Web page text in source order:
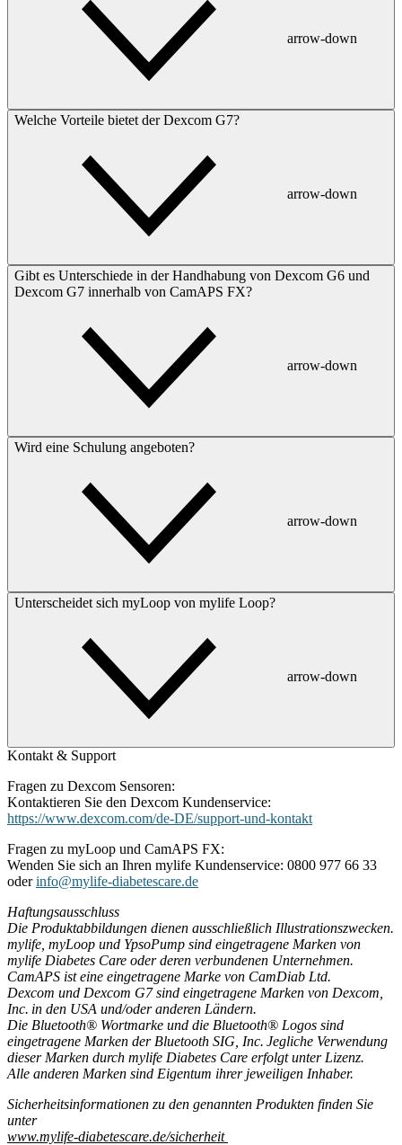
arrow-down
Welche Vorteile bietet der Dexcom G7?
arrow-down
Gibt es Unterschiede in der Handhabung von Dexcom G6 und
Dexcom G7 innerhalb von CamAPS FX?
arrow-down
Wird eine Schulung angeboten?
arrow-down
Unterscheidet sich myLoop von mylife Loop?
arrow-down
Kontakt & Support
Fragen zu Dexcom Sensoren:
Kontaktieren Sie den Dexcom Kundenservice:
https://www.dexcom.com/de-DE/support-und-kontakt
Fragen zu myLoop und CamAPS FX:
Wenden Sie sich an Ihren mylife Kundenservice: 0800 977 66 33
oderinfo@mylife-diabetescare.de
Haftungsausschluss
Die Produktabbildungen dienen ausschließlich Illustrationszwecken.
mylife, myLoop und YpsoPump sind eingetragene Marken von
mylife Diabetes Care oder deren verbundenen Unternehmen.
CamAPS ist eine eingetragene Marke von CamDiab Ltd.
Dexcom und Dexcom G7 sind eingetragene Marken von Dexcom,
Inc. in den USA und/oder anderen Ländern.
Die Bluetooth® Wortmarke und die Bluetooth® Logos sind
eingetragene Marken der Bluetooth SIG, Inc. Jegliche Verwendung
dieser Marken durch mylife Diabetes Care erfolgt unter Lizenz.
Alle anderen Marken sind Eigentum ihrer jeweiligen Inhaber.
Sicherheitsinformationen zu den genannten Produkten finden Sie
unter
www.mylife-diabetescare.de/sicherheit